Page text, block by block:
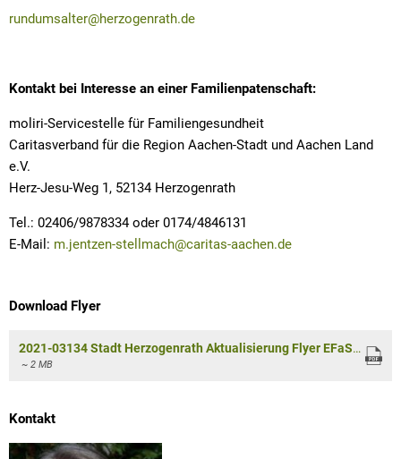
rundumsalter@herzogenrath.de
Kontakt bei Interesse an einer Familienpatenschaft:
moliri-Servicestelle für Familiengesundheit
Caritasverband für die Region Aachen-Stadt und Aachen Land
e.V.
Herz-Jesu-Weg 1, 52134 Herzogenrath
Tel.: 02406/9878334 oder 0174/4846131
E-Mail: m.jentzen-stellmach@caritas-aachen.de
Download Flyer
2021-03134 Stadt Herzogenrath Aktualisierung Flyer EFaS_3_FINAL.pdf
~ 2 MB
Kontakt